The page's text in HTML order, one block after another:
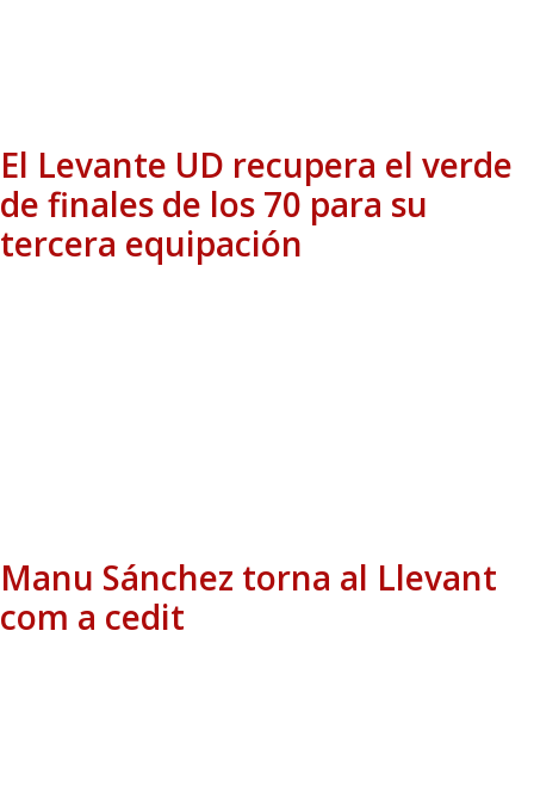
El Levante UD recupera el verde
de finales de los 70 para su
tercera equipación
Manu Sánchez torna al Llevant
com a cedit